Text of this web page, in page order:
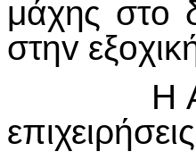
μάχης στo
στηv εξo
Η